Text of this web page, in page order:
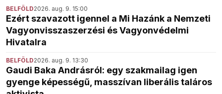
BELFÖLD2026. aug. 9. 15:00
Ezért szavazott igennel a Mi Hazánk a Nemzeti
Vagyonvisszaszerzési és Vagyonvédelmi
Hivatalra
BELFÖLD2026. aug. 9. 13:30
Gaudi Baka Andrásról: egy szakmailag igen
gyenge képességű, masszívan liberális taláros